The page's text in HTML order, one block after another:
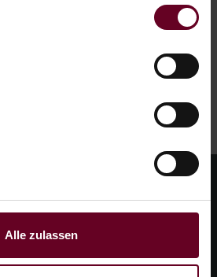
Alle zulassen